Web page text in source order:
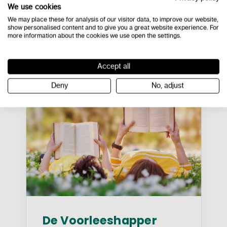
Lees meer
Gratis downloads
De Voorleeshapper
We use cookies
We may place these for analysis of our visitor data, to improve our website,
show personalised content and to give you a great website experience. For
more information about the cookies we use open the settings.
Accept all
Deny No, adjust